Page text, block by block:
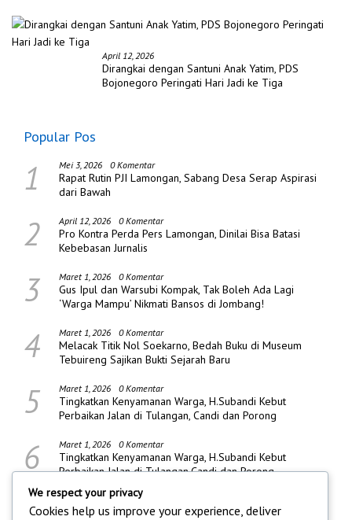
April 12, 2026
Dirangkai dengan Santuni Anak Yatim, PDS
Bojonegoro Peringati Hari Jadi ke Tiga
Popular Pos
1 Mei 3, 2026 0 Komentar
Rapat Rutin PJI Lamongan, Sabang Desa Serap Aspirasi
dari Bawah
2 April 12, 2026 0 Komentar
Pro Kontra Perda Pers Lamongan, Dinilai Bisa Batasi
Kebebasan Jurnalis
3 Maret 1, 2026 0 Komentar
Gus Ipul dan Warsubi Kompak, Tak Boleh Ada Lagi
‘Warga Mampu’ Nikmati Bansos di Jombang!
4 Maret 1, 2026 0 Komentar
Melacak Titik Nol Soekarno, Bedah Buku di Museum
Tebuireng Sajikan Bukti Sejarah Baru
5 Maret 1, 2026 0 Komentar
Tingkatkan Kenyamanan Warga, H.Subandi Kebut
Perbaikan Jalan di Tulangan, Candi dan Porong
6 Maret 1, 2026 0 Komentar
Tingkatkan Kenyamanan Warga, H.Subandi Kebut
Perbaikan Jalan di Tulangan,Candi dan Porong
We respect your privacy
Cookies help us improve your experience, deliver